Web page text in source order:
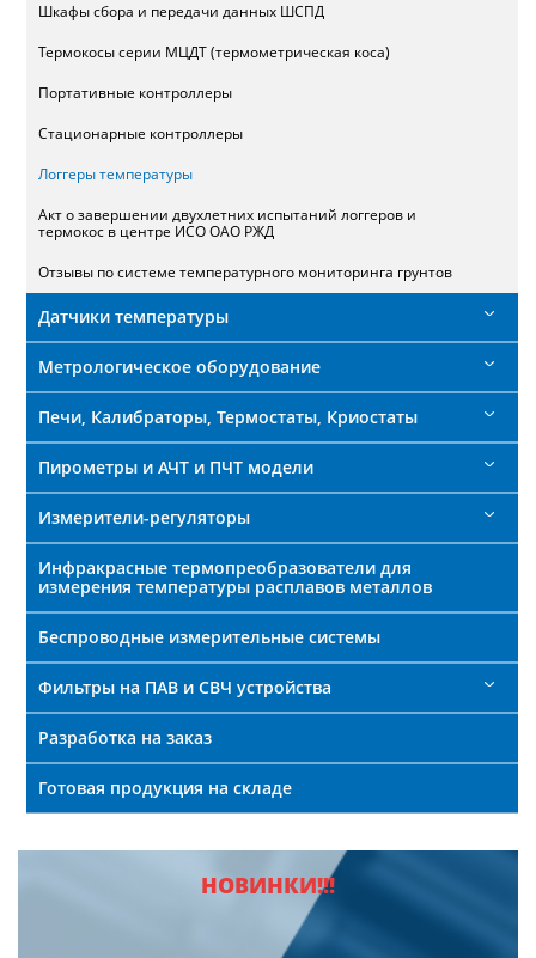
Шкафы сбора и передачи данных ШСПД
Термокосы серии МЦДТ (термометрическая коса)
Портативные контроллеры
Стационарные контроллеры
Логгеры температуры
Акт о завершении двухлетних испытаний логгеров и
термокос в центре ИСО ОАО РЖД
Отзывы по системе температурного мониторинга грунтов
Датчики температуры
Метрологическое оборудование
Печи, Калибраторы, Термостаты, Криостаты
Пирометры и АЧТ и ПЧТ модели
Измерители-регуляторы
Инфракрасные термопреобразователи для
измерения температуры расплавов металлов
Беспроводные измерительные системы
Фильтры на ПАВ и СВЧ устройства
Разработка на заказ
Готовая продукция на складе
НОВИНКИ!!!